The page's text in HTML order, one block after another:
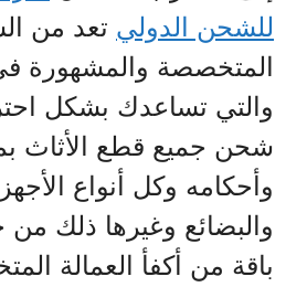
للشحن الدولي تعد من
المتخصصة والمشهورة
والتي تساعدك بشكل
شحن جميع قطع الأثاث
وأحكامه وكل أنواع
والبضائع وغيرها ذلك من
باقة من أكفأ العمالة